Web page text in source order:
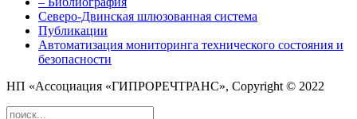
Северо-Двинская шлюзованная система
Публикации
Автоматизация мониторинга технического состояния и
безопасности
НП «Ассоциация «ГИПРОРЕЧТРАНС», Copyright © 2022